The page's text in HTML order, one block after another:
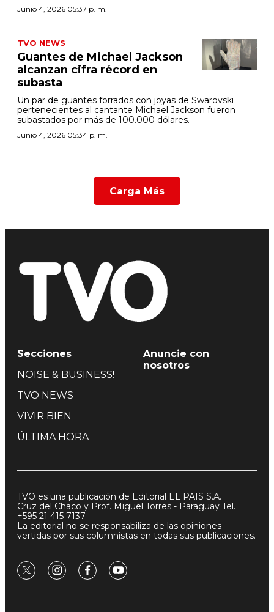
Junio 4, 2026 05:37 p. m.
TVO NEWS
Guantes de Michael Jackson
alcanzan cifra récord en
subasta
Un par de guantes forrados con joyas de Swarovski
pertenecientes al cantante Michael Jackson fueron
subastados por más de 100.000 dólares.
Junio 4, 2026 05:34 p. m.
Carga Más
Secciones
NOISE & BUSINESS!
TVO NEWS
VIVIR BIEN
ÚLTIMA HORA
Anuncie con
nosotros
TVO es una publicación de Editorial EL PAIS S.A.
Cruz del Chaco y Prof. Miguel Torres - Paraguay Tel.
+595 21 415 7137
La editorial no se responsabiliza de las opiniones
vertidas por sus columnistas en todas sus publicaciones.
twitterinstagram
facebookyoutube